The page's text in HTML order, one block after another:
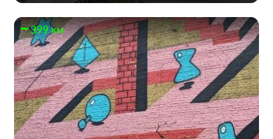
399 км